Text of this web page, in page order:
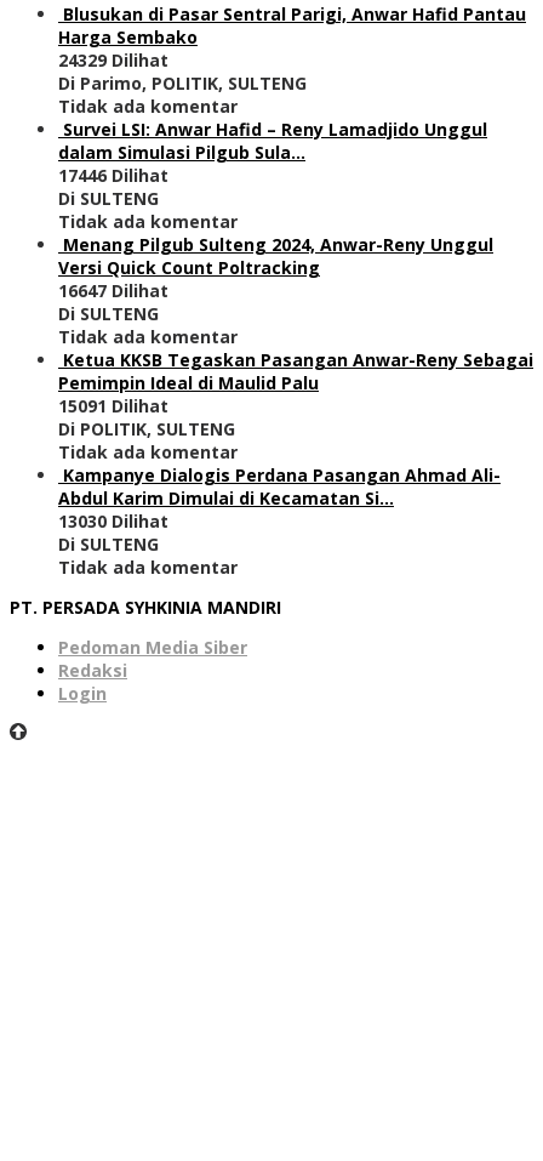
Blusukan di Pasar Sentral Parigi, Anwar Hafid Pantau
Harga Sembako
24329 Dilihat
Di Parimo, POLITIK, SULTENG
Tidak ada komentar
Survei LSI: Anwar Hafid – Reny Lamadjido Unggul
dalam Simulasi Pilgub Sula…
17446 Dilihat
Di SULTENG
Tidak ada komentar
Menang Pilgub Sulteng 2024, Anwar-Reny Unggul
Versi Quick Count Poltracking
16647 Dilihat
Di SULTENG
Tidak ada komentar
Ketua KKSB Tegaskan Pasangan Anwar-Reny Sebagai
Pemimpin Ideal di Maulid Palu
15091 Dilihat
Di POLITIK, SULTENG
Tidak ada komentar
Kampanye Dialogis Perdana Pasangan Ahmad Ali-
Abdul Karim Dimulai di Kecamatan Si…
13030 Dilihat
Di SULTENG
Tidak ada komentar
PT. PERSADA SYHKINIA MANDIRI
Pedoman Media Siber
Redaksi
Login